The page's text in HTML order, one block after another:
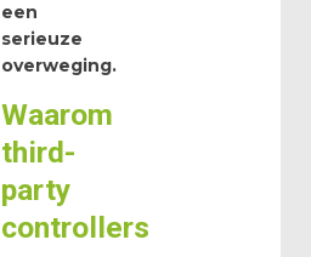
een
serieuze
overweging.
Waarom
third-
party
controllers